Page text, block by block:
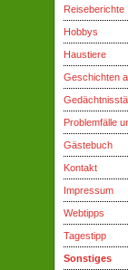
Reiseberichte
Hobbys
Haustiere
Geschichten
Problemfälle
Gästebuch
Kontakt
Impressum
Webtipps
Tagestipp
Sonstiges